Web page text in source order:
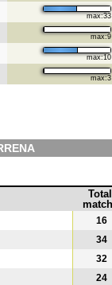
max:33
max:9
max:10
max:3
Total
16
34
32
24